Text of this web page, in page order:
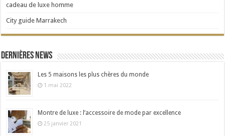
cadeau de luxe homme
City guide Marrakech
Dernières news
Les 5 maisons les plus chères du monde
1 mai 2022
Montre de luxe : l’accessoire de mode par excellence
25 janvier 2021